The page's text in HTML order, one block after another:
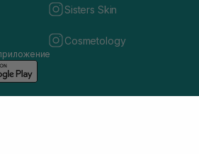
Sisters Skin
Cosmetology